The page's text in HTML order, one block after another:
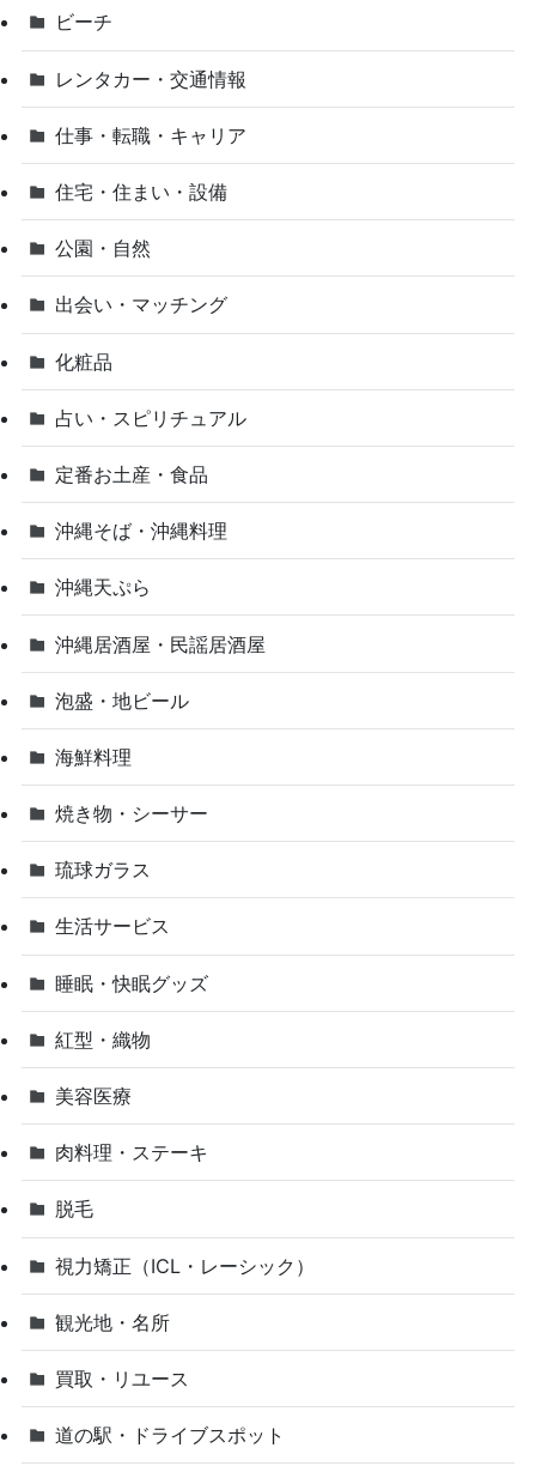
ビーチ
レンタカー・交通情報
仕事・転職・キャリア
住宅・住まい・設備
公園・自然
出会い・マッチング
化粧品
占い・スピリチュアル
定番お土産・食品
沖縄そば・沖縄料理
沖縄天ぷら
沖縄居酒屋・民謡居酒屋
泡盛・地ビール
海鮮料理
焼き物・シーサー
琉球ガラス
生活サービス
睡眠・快眠グッズ
紅型・織物
美容医療
肉料理・ステーキ
脱毛
視力矯正（ICL・レーシック）
観光地・名所
買取・リユース
道の駅・ドライブスポット